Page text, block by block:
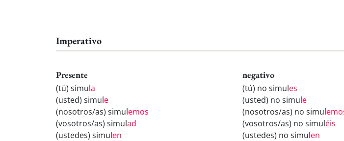
Imperativo
Presente
(tú) simula
(usted) simule
(nosotros/as) simulemos
(vosotros/as) simulad
(ustedes) simulen
negativo
(tú) no simules
(usted) no simule
(nosotros/as) no simul
(vosotros/as) no simuléis
(ustedes) no simulen